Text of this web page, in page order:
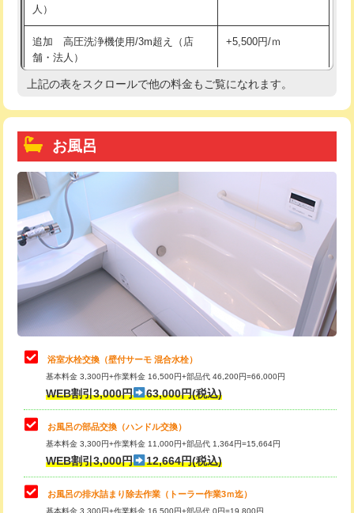
人）
追加 高圧洗浄機使用/3m超え（店
舗・法人）
+5,500円/ｍ
高度高圧洗浄換 現地調査
トーラー機使用/3mまで
追加トーラー機使用/3m超え
カメラ調査 33,000円
桝清掃 8,800円
止水・漏水調査・防水処理・清掃・修
理・調整・分解・加工など（軽作業）
止水・漏水調査・防水処理・清掃・修
理・調整・分解・加工など（中作業）
22,000円
止水・漏水調査・防水処理・清掃・修
理・調整・分解・加工など（重作業）
33,000円
トイレタンク脱着
トイレ便器脱着
タンクレストイレ脱着 33,000円
上記の表をスクロールで他の料金もご覧になれます。
お風呂
浴室水栓交換（壁付サーモ 混合水栓）
基本料金 3,300円+作業料金 16,500円+部品代 46,200円=66,000円
WEB割引3,000円 63,000円(税込)
お風呂の部品交換（ハンドル交換）
基本料金 3,300円+作業料金 11,000円+部品代 1,364円=15,664円
WEB割引3,000円 12,664円(税込)
お風呂の排水詰まり除去作業（トーラー作業3ｍ迄）
基本料金 3,300円+作業料金 16,500円+部品代 0円=19,800円